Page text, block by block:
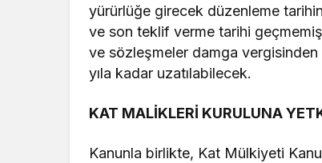
yürürlüğe girecek düzenleme
ve son teklif verme tarihi
ve sözleşmeler damga
yıla kadar uzatılabilecek.
KAT MALİKLERİ KURULUNA
Kanunla birlikte, Kat Mülkiyeti